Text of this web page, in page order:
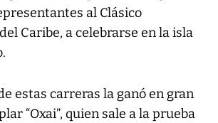
al Clásico
Caribe, a celebrarse en la isla
estas carreras la ganó en gran
“Oxai”, quien sale a la prueba